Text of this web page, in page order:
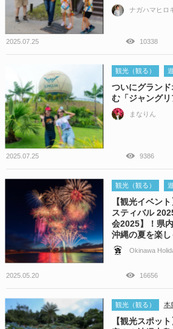
ナガハマヒロ
2025.07.25 10338
観光（観る）
ついにグラン
む「ジャングリ
まなりん
2025.07.25 9386
観光（観る）
【観光イベン
スティバル
会2025】！県
沖縄の夏を楽し
Okinawa
2025.05.20 16656
観光（観る） 本
【観光スポッ